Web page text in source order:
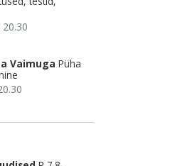
Vaimuga Püha